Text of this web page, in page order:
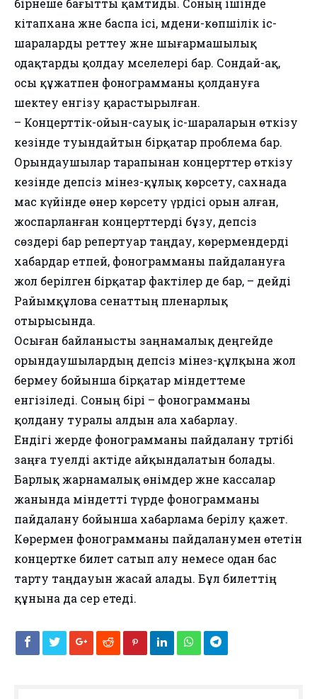
бірнеше бағытты қамтиды. Соның ішінде
кітапхана және баспа ісі, мәдени-көпшілік іс-
шараларды реттеу және шығармашылық
одақтарды қолдау мәселелері бар. Сондай-ақ,
осы құжатпен фонограмманы қолдануға
шектеу енгізу қарастырылған.
– Концерттік-ойын-сауық іс-шараларын өткізу
кезінде туындайтын бірқатар проблема бар.
Орындаушылар тарапынан концерттер өткізу
кезінде әдепсіз мінез-құлық көрсету, сахнада
мас күйінде өнер көрсету үрдісі орын алған,
жоспарланған концерттерді бұзу, әдепсіз
сөздері бар репертуар таңдау, көрермендерді
хабардар етпей, фонограмманы пайдалануға
жол берілген бірқатар фактілер де бар, – дейді
Райымқұлова сенаттың пленарлық
отырысында.
Осыған байланысты заңнамалық деңгейде
орындаушылардың әдепсіз мінез-құлқына жол
бермеу бойынша бірқатар міндеттеме
енгізіледі. Соның бірі – фонограмманы
қолдану туралы алдын ала хабарлау.
Ендігі жерде фонограмманы пайдалану тәртібі
заңға тәуелді актіде айқындалатын болады.
Барлық жарнамалық өнімдер және кассалар
жанында міндетті түрде фонограмманы
пайдалану бойынша хабарлама берілу қажет.
Көрермен фонограмманы пайдаланумен өтетін
концертке билет сатып алу немесе одан бас
тарту таңдауын жасай алады. Бұл билеттің
құнына да әсер етеді.